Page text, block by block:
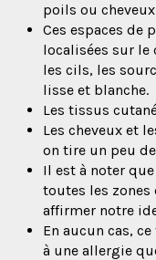
poils ou
Ces espaces de
localisées sur le
les cils, les
lisse et blanche.
Les tissus
Les cheveux et
on tire un peu
Il est à noter
toutes les
affirmer notre
En aucun cas,
à une allergie